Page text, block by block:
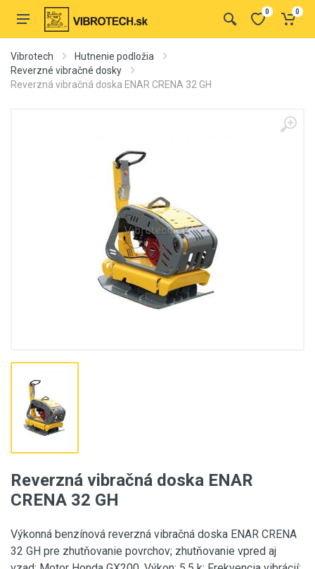
0 0
Vibrotech
Hutnenie podložia
Reverzné vibračné dosky
Reverzná vibračná doska ENAR CRENA 32 GH
Reverzná vibračná doska ENAR
CRENA 32 GH
Výkonná benzínová reverzná vibračná doska ENAR CRENA
32 GH pre zhutňovanie povrchov; zhutňovanie vpred aj